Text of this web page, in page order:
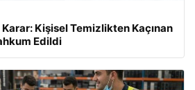
Karar: Kişisel Temizlikten Kaçınan
Edildi